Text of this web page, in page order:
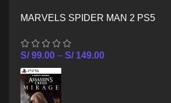
MARVELS SPIDER MAN 2 PS5
S/99.00 – S/149.00